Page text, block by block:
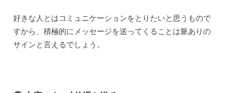
好きな人とはコミュニケーションをとりたいと思うもので
すから、積極的にメッセージを送ってくることは脈ありの
サインと言えるでしょう。